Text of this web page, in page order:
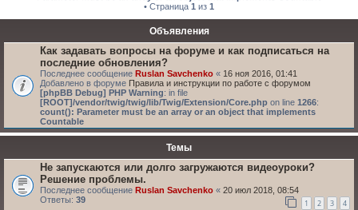
• Страница 1 из 1
Объявления
Как задавать вопросы на форуме и как подписаться на
последние обновления?
Последнее сообщение Ruslan Savchenko « 16 ноя 2016, 01:41
Добавлено в форуме Правила и инструкции по работе с форумом
[phpBB Debug] PHP Warning: in file
[ROOT]/vendor/twig/twig/lib/Twig/Extension/Core.php on line 1266:
count(): Parameter must be an array or an object that implements
Countable
Темы
Не запускаются или долго загружаются видеоуроки?
Решение проблемы.
Последнее сообщение Ruslan Savchenko « 20 июл 2018, 08:54
Ответы: 39 1 2 3 4